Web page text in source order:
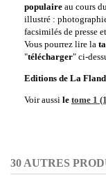
populaire au cours
illustré :
facsimilés de presse
Vous pourrez lire la
"télécharger" ci-
Editions de La
Voir aussi le tome 1
30 AUTRES